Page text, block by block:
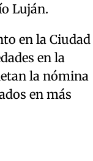
Luján.
en la Ciudad
en la
la nómina
en más